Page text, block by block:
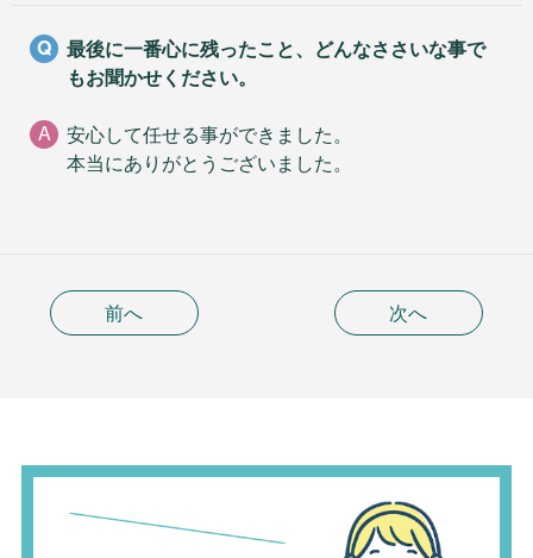
最後に一番心に残ったこと、どんなささいな事で
もお聞かせください。
Q
安心して任せる事ができました。
本当にありがとうございました。
A
前へ 次へ